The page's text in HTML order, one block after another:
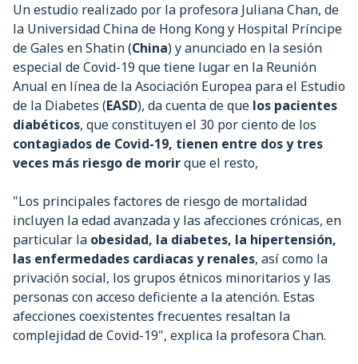
Un estudio realizado por la profesora Juliana Chan, de
la Universidad China de Hong Kong y Hospital Príncipe
de Gales en Shatin (China) y anunciado en la sesión
especial de Covid-19 que tiene lugar en la Reunión
Anual en línea de la Asociación Europea para el Estudio
de la Diabetes (EASD), da cuenta de que los pacientes
diabéticos, que constituyen el 30 por ciento de los
contagiados de Covid-19, tienen entre dos y tres
veces más riesgo de morirque el resto,
"Los principales factores de riesgo de mortalidad
incluyen la edad avanzada y las afecciones crónicas, en
particular la obesidad, la diabetes, la hipertensión,
las enfermedades cardiacas y renales, así como la
privación social, los grupos étnicos minoritarios y las
personas con acceso deficiente a la atención. Estas
afecciones coexistentes frecuentes resaltan la
complejidad de Covid-19", explica la profesora Chan.